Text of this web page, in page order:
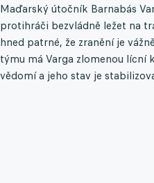
Maďarský útočník Barnabás
protihráči bezvládně ležet na
hned patrné, že zranění je
týmu má Varga zlomenou lícní
vědomí a jeho stav je